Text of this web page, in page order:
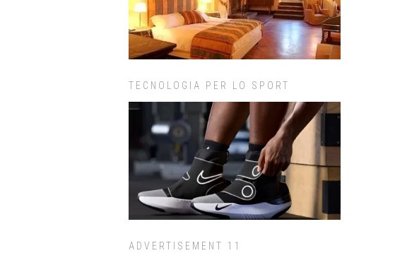
TECNOLOGIA PER LO SPORT
ADVERTISEMENT 11